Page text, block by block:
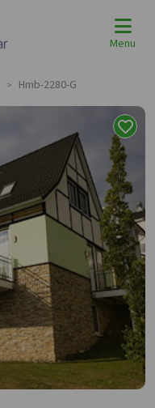
Menu
> Hmb-2280-G